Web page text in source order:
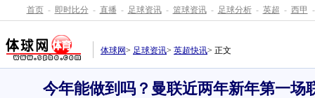
首页 - 即时比分 - 直播 - 足球资讯 - 篮球资讯 - 足球分析 - 英超 - 西甲 -
体球网> 足球资讯> 英超快讯> 正文
今年能做到吗？曼联近两年新年第一场